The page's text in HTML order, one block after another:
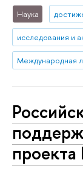
Наука
исследования и